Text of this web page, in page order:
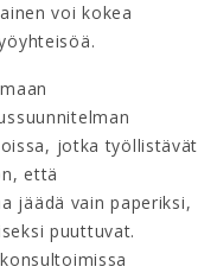
voi kokea
jotka työllistävät
että
jäädä vain paperiksi,
puuttuvat.